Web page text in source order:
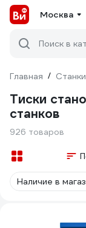
Москва
Поиск в
Главная / Станки
Тиски
станков
926 товаров
Наличие в